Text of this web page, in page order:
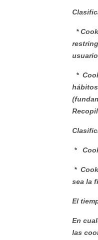
*
*
*
*
sea la
El
En
las